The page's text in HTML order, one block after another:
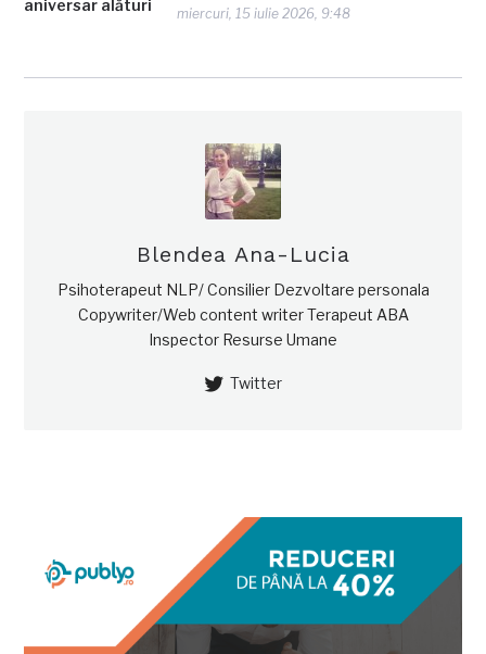
miercuri, 15 iulie 2026, 9:48
Blendea Ana-Lucia
Psihoterapeut NLP/ Consilier Dezvoltare personala
Copywriter/Web content writer Terapeut ABA
Inspector Resurse Umane
Twitter